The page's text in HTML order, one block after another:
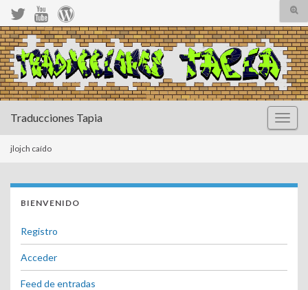
de
Search for:
Traducciones Tapia
jlojch caído
BIENVENIDO
Registro
Acceder
Feed de entradas